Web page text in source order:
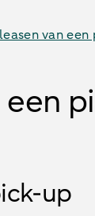
van
een
up